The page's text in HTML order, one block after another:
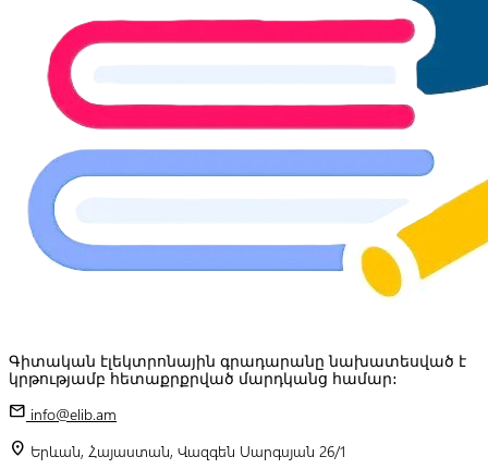
Գիտական էլեկտրոնային գրադարանը նախատեսված է
կրթությամբ հետաքրքրված մարդկանց համար:
mail info@elib.am
location_on Երևան, Հայաստան, Վազգեն Սարգսյան 26/1